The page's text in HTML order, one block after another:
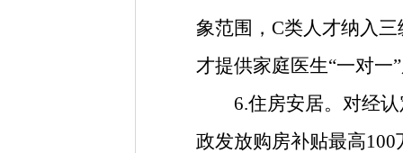
象范围，C类人才纳入
才提供家庭医生“一对一
6.住房安居。 对经
政发放购房补贴最高100